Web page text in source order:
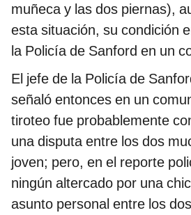
muñeca y las dos piernas),
esta situación, su condición
la Policía de Sanford en un
El jefe de la Policía de
señaló entonces en un
tiroteo fue probablemente
una disputa entre los dos
joven; pero, en el reporte
ningún altercado por una
asunto personal entre los